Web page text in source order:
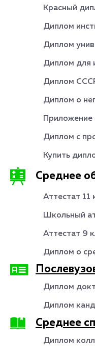
Красный
Диплом
Диплом
Диплом для
Диплом
Диплом о
Приложение
Диплом с
Купить
Среднее
Аттестат 11
Школьный
Аттестат 9
Диплом о
Диплом
Диплом
Среднее
Диплом